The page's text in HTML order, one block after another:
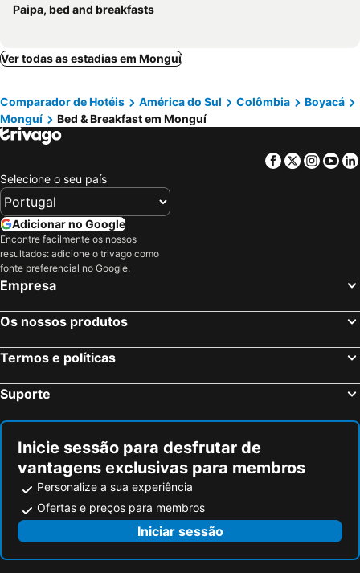
Paipa, bed and breakfasts
Ver todas as estadias em Monguí
Comparador de Hotéis América do Sul Colômbia
Boyacá
Monguí
Bed & Breakfast em Monguí
Facebook
Twitter
Selecione o seu país
Adicionar no Google
Encontre facilmente os nossos
resultados: adicione o trivago como
fonte preferencial no Google.
Empresa
Os nossos produtos
Termos e políticas
Suporte
Inicie sessão para desfrutar de
vantagens exclusivas para membros
Personalize a sua experiência
Ofertas e preços para membros
Iniciar sessão